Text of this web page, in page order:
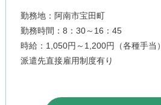
勤務地：阿南市宝田町
勤務時間：8：30～16：45
時給：1,050円～1,200円（各種手当）
派遣先直接雇用制度有り